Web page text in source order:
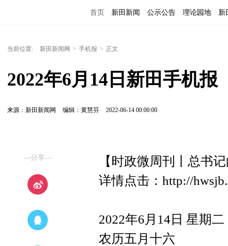
首页 新田新闻 公示公告 理论园地 新
当前位置: 新田新闻网 > 手机报 > 正文
2022年6月14日新田手机报
来源：新田新闻网 编辑：黄慧芬 2022-06-14 00:00:00
—分享—
【时政微周刊丨总书
详情点击：http://
2022年6月14日 星期二
农历五月十六